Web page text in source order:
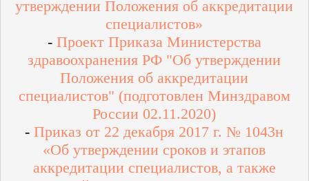
утверждении Положения об аккредитации
специалистов»
- Проект Приказа Министерства
здравоохранения РФ "Об утверждении
Положения об аккредитации
специалистов" (подготовлен Минздравом
России 02.11.2020)
- Приказ от 22 декабря 2017 г. № 1043н
«Об утверждении сроков и этапов
аккредитации специалистов, а также